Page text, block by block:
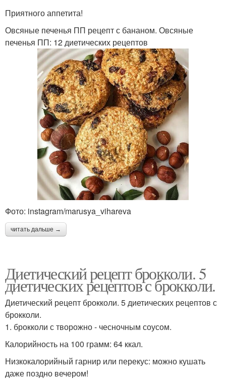
Приятного аппетита!
Овсяные печенья ПП рецепт с бананом. Овсяные
печенья ПП: 12 диетических рецептов
Фото: instagram/marusya_vihareva
читать дальше →
Диетический рецепт брокколи. 5
диетических рецептов с брокколи.
Диетический рецепт брокколи. 5 диетических рецептов с
брокколи.
1. брокколи с творожно - чесночным соусом.
Калорийность на 100 грамм: 64 ккал.
Низкокалорийный гарнир или перекус: можно кушать
даже поздно вечером!